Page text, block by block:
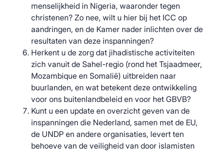
menselijkheid in Nigeria, waaronder tegen
christenen? Zo nee, wilt u hier bij het ICC op
aandringen, en de Kamer nader inlichten over de
resultaten van deze inspanningen?
Herkent u de zorg dat jihadistische activiteiten
zich vanuit de Sahel-regio (rond het Tsjaadmeer,
Mozambique en Somalië) uitbreiden naar
buurlanden, en wat betekent deze ontwikkeling
voor ons buitenlandbeleid en voor het GBVB?
Kunt u een update en overzicht geven van de
inspanningen die Nederland, samen met de EU,
de UNDP en andere organisaties, levert ten
behoeve van de veiligheid van door islamisten